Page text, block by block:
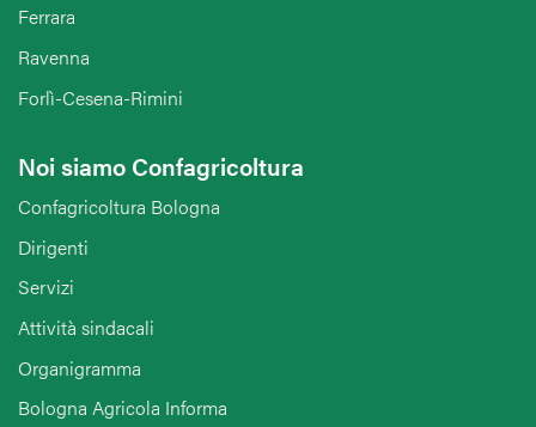
Ferrara
Ravenna
Forlì-Cesena-Rimini
Noi siamo Confagricoltura
Confagricoltura Bologna
Dirigenti
Servizi
Attività sindacali
Organigramma
Bologna Agricola Informa